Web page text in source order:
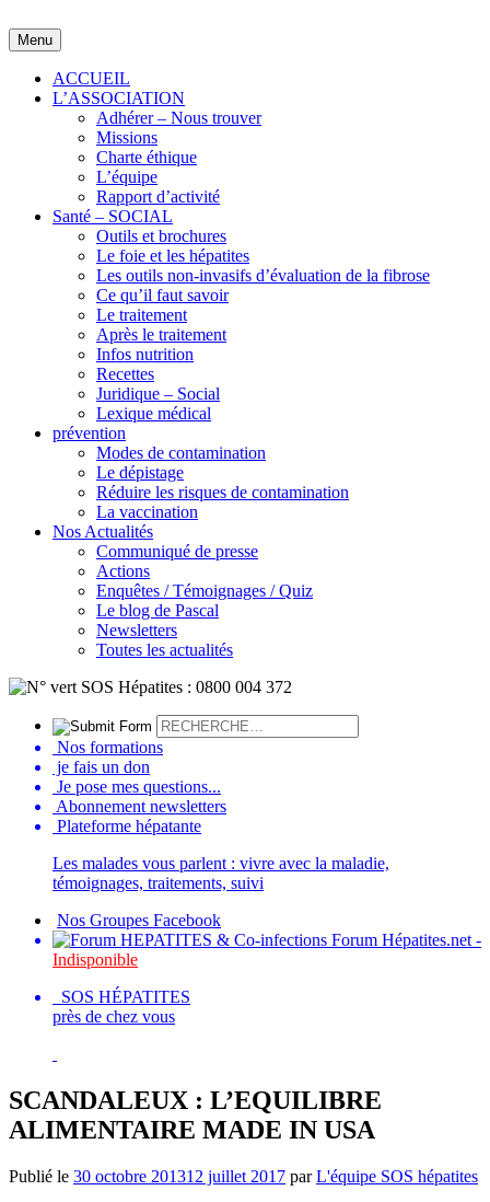
to
content
Menu
ACCUEIL
L’ASSOCIATION
Adhérer – Nous trouver
Missions
Charte éthique
L’équipe
Rapport d’activité
Santé – SOCIAL
Outils et brochures
Le foie et les hépatites
Les outils non-invasifs d’évaluation de la fibrose
Ce qu’il faut savoir
Le traitement
Après le traitement
Infos nutrition
Recettes
Juridique – Social
Lexique médical
prévention
Modes de contamination
Le dépistage
Réduire les risques de contamination
La vaccination
Nos Actualités
Communiqué de presse
Actions
Enquêtes / Témoignages / Quiz
Le blog de Pascal
Newsletters
Toutes les actualités
Nos formations
je fais un don
Je pose mes questions...
Abonnement newsletters
Plateforme hépatante
Les malades vous parlent : vivre avec la maladie,
témoignages, traitements, suivi
Nos Groupes Facebook
Forum Hépatites.net -
Indisponible
SOS HÉPATITES
près de chez vous
SCANDALEUX : L’EQUILIBRE
ALIMENTAIRE MADE IN USA
Publié le 30 octobre 201312 juillet 2017 parL'équipe SOS hépatites